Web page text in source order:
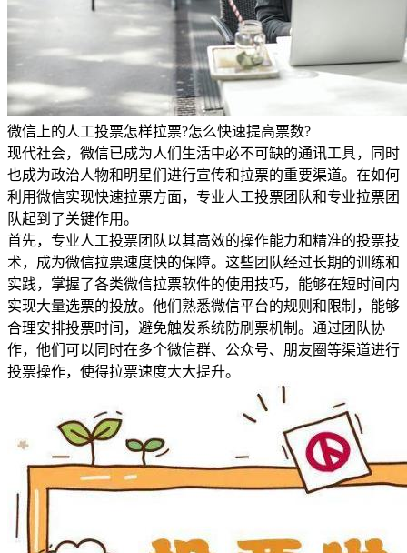
微信上的人工投票怎样拉票?怎么快速提高票数?
现代社会，微信已成为人们生活中必不可缺的通讯工具，同时
也成为政治人物和明星们进行宣传和拉票的重要渠道。在如何
利用微信实现快速拉票方面，专业人工投票团队和专业拉票团
队起到了关键作用。
首先，专业人工投票团队以其高效的操作能力和精准的投票技
术，成为微信拉票速度快的保障。这些团队经过长期的训练和
实践，掌握了各类微信拉票软件的使用技巧，能够在短时间内
实现大量选票的投放。他们熟悉微信平台的规则和限制，能够
合理安排投票时间，避免触发系统防刷票机制。通过团队协
作，他们可以同时在多个微信群、公众号、朋友圈等渠道进行
投票操作，使得拉票速度大大提升。